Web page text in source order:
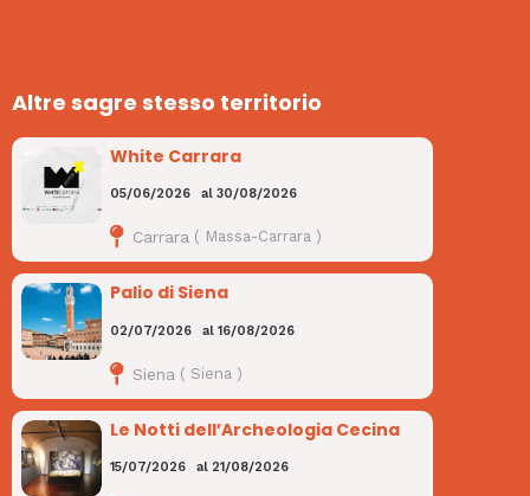
Altre sagre stesso territorio
White Carrara
05/06/2026 al30/08/2026
Carrara ( Massa-Carrara )
Palio di Siena
02/07/2026 al16/08/2026
Siena ( Siena )
Le Notti dell’Archeologia Cecina
15/07/2026 al 21/08/2026